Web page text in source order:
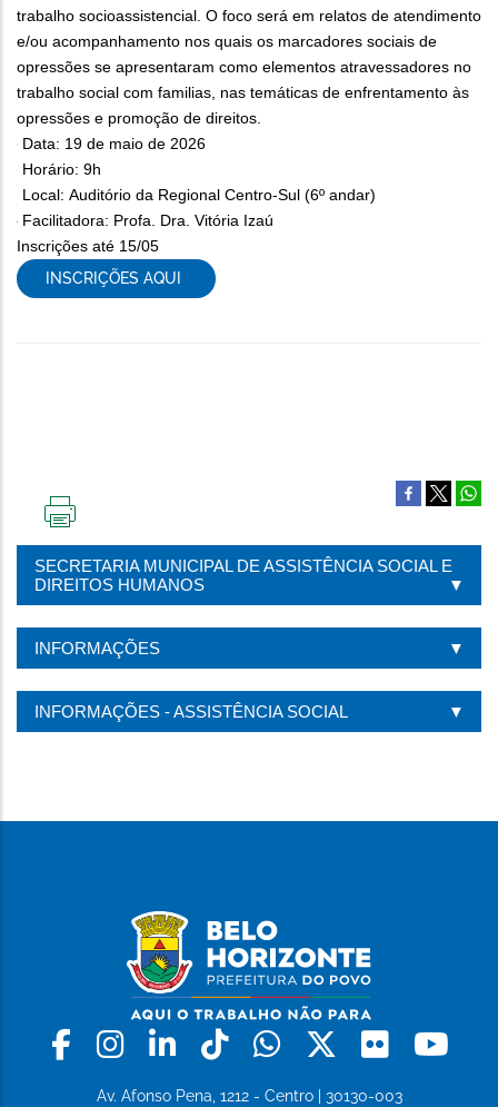
trabalho socioassistencial. O foco será em relatos de atendimento
e/ou acompanhamento nos quais os marcadores sociais de
opressões se apresentaram como elementos atravessadores no
trabalho social com familias, nas temáticas de enfrentamento às
opressões e promoção de direitos.
Data: 19 de maio de 2026
Horário: 9h
Local: Auditório da Regional Centro-Sul (6º andar)
Facilitadora: Profa. Dra. Vitória Izaú
Inscrições até 15/05
INSCRIÇÕES AQUI
PÁGINA
SECRETARIA MUNICIPAL DE ASSISTÊNCIA SOCIAL E
DIREITOS HUMANOS
INFORMAÇÕES
INFORMAÇÕES - ASSISTÊNCIA SOCIAL
Facebook
Instagram
LinkedinTiktokWhatsapp
X Flickr
Av. Afonso Pena, 1212 - Centro | 30130-003